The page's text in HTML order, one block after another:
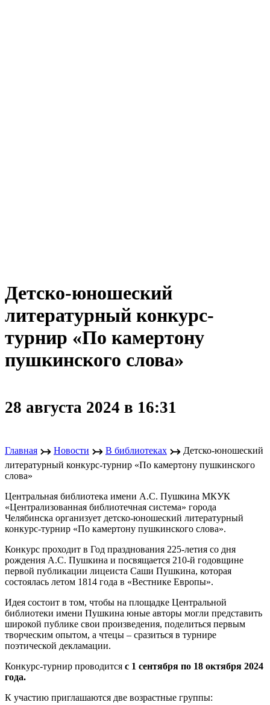
Детско-юношеский
литературный конкурс-
турнир «По камертону
пушкинского слова»
28 августа 2024 в 16:31
Главная ↣ Новости ↣ В библиотеках ↣ Детско-юношеский
литературный конкурс-турнир «По камертону пушкинского
слова»
Центральная библиотека имени А.С. Пушкина МКУК
«Централизованная библиотечная система» города
Челябинска организует детско-юношеский литературный
конкурс-турнир «По камертону пушкинского слова».
Конкурс проходит в Год празднования 225-летия со дня
рождения А.С. Пушкина и посвящается 210-й годовщине
первой публикации лицеиста Саши Пушкина, которая
состоялась летом 1814 года в «Вестнике Европы».
Идея состоит в том, чтобы на площадке Центральной
библиотеки имени Пушкина юные авторы могли представить
широкой публике свои произведения, поделиться первым
творческим опытом, а чтецы – сразиться в турнире
поэтической декламации.
Конкурс-турнир проводится с 1 сентября по 18 октября 2024
года.
К участию приглашаются две возрастные группы: